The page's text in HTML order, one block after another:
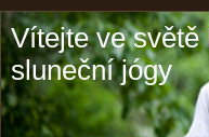
Vítejte ve světě
sluneční jógy